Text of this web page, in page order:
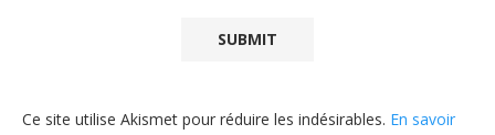
Ce site utilise Akismet pour réduire les indésirables. En savoir